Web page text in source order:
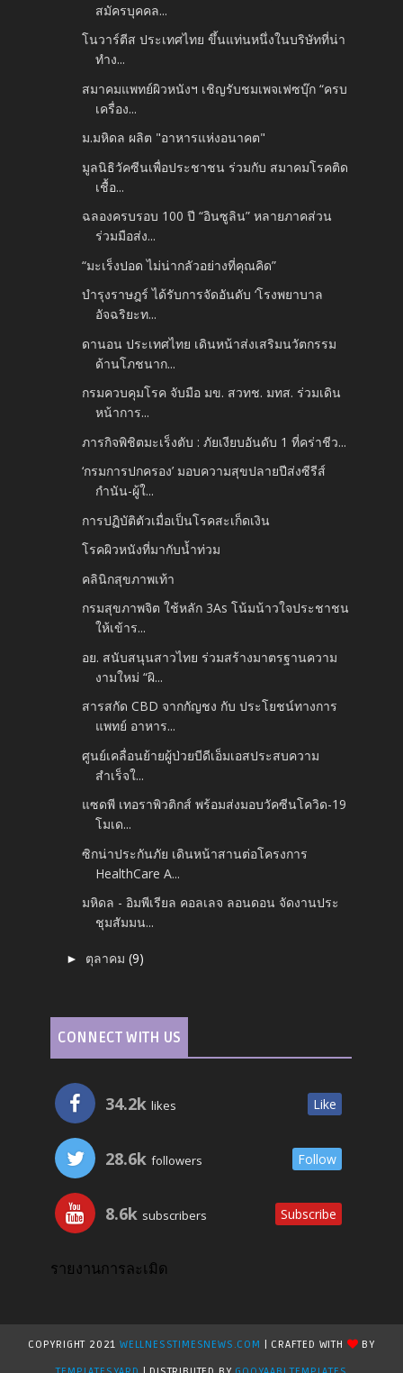
สมัครบุคคล...
โนวาร์ตีส ประเทศไทย ขึ้นแท่นหนึ่งในบริษัทที่น่า
ทำง...
สมาคมแพทย์ผิวหนังฯ เชิญรับชมเพจเฟซบุ๊ก “ครบ
เครื่อง...
ม.มหิดล ผลิต "อาหารแห่งอนาคต"
มูลนิธิวัคซีนเพื่อประชาชน ร่วมกับ สมาคมโรคติด
เชื้อ...
ฉลองครบรอบ 100 ปี “อินซูลิน” หลายภาคส่วน
ร่วมมือส่ง...
“มะเร็งปอด ไม่น่ากลัวอย่างที่คุณคิด”
บำรุงราษฎร์ ได้รับการจัดอันดับ ‘โรงพยาบาล
อัจฉริยะท...
ดานอน ประเทศไทย เดินหน้าส่งเสริมนวัตกรรม
ด้านโภชนาก...
กรมควบคุมโรค จับมือ มข. สวทช. มทส. ร่วมเดิน
หน้าการ...
ภารกิจพิชิตมะเร็งตับ : ภัยเงียบอันดับ 1 ที่คร่าชีว...
‘กรมการปกครอง’ มอบความสุขปลายปีส่งซีรีส์
กำนัน-ผู้ใ...
การปฏิบัติตัวเมื่อเป็นโรคสะเก็ดเงิน
โรคผิวหนังที่มากับน้ำท่วม
คลินิกสุขภาพเท้า
กรมสุขภาพจิต ใช้หลัก 3As โน้มน้าวใจประชาชน
ให้เข้าร...
อย. สนับสนุนสาวไทย ร่วมสร้างมาตรฐานความ
งามใหม่ “ผิ...
สารสกัด CBD จากกัญชง กับ ประโยชน์ทางการ
แพทย์ อาหาร...
ศูนย์เคลื่อนย้ายผู้ป่วยบีดีเอ็มเอสประสบความ
สำเร็จใ...
แซดพี เทอราพิวติกส์ พร้อมส่งมอบวัคซีนโควิด-19
โมเด...
ซิกน่าประกันภัย เดินหน้าสานต่อโครงการ
HealthCare A...
มหิดล - อิมพีเรียล คอลเลจ ลอนดอน จัดงานประ
ชุมสัมมน...
► ตุลาคม(9)
CONNECT WITH US
34.2k likes Like
28.6k followers Follow
8.6k subscribers Subscribe
รายงานการละเมิด
COPYRIGHT 2021WELLNESSTIMESNEWS.COM | CRAFTED WITH
BY